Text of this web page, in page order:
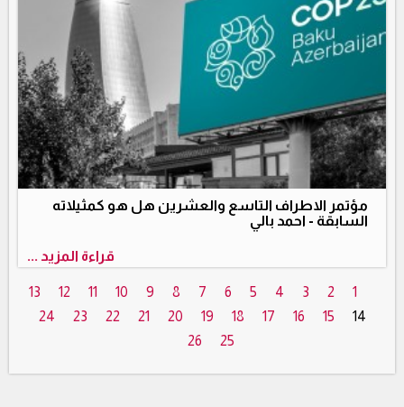
مؤتمر الاطراف التاسع والعشرين هل هو كمثيلاته
السابقة‪ - ‬احمد بالي
قراءة المزيد ...
1
2
3
4
5
6
7
8
9
10
11
12
13
14
15
16
17
18
19
20
21
22
23
24
25
26